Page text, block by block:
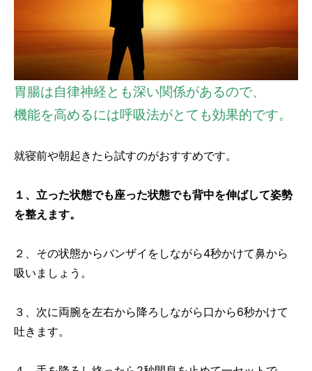
胃腸は自律神経とも深い関係があるので、
機能を高めるには呼吸法がとても効果的です。
就寝前や朝起きたら試すのがおすすめです。
１、立った状態でも座った状態でも背中を伸ばして姿勢
を整えます。
２、その状態からバンザイをしながら4秒かけて鼻から
吸いましょう。
３、次に両腕を左右から降ろしながら口から6秒かけて
吐きます。